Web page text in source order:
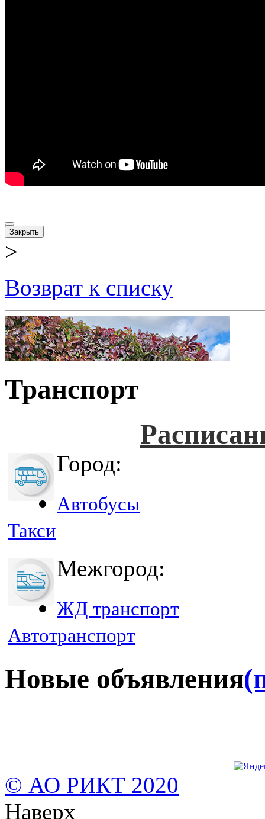
Закрыть
>
Возврат к списку
Транспорт
Город:
Автобусы
Такси
Межгород:
ЖД транспорт
Автотранспорт
Новые объявления
© АО РИКТ 2020
Наверх